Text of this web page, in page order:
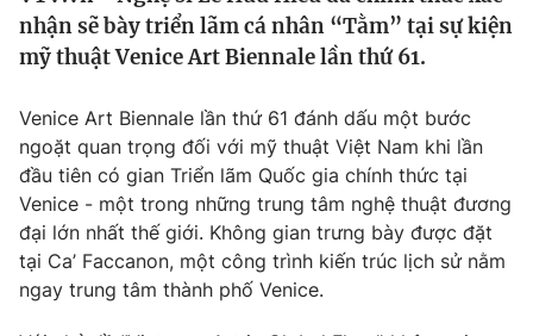
Tin tức
Câu chuyện quốc tế
Kinh tế
Tài chính
Thị trường
Góc doanh nghiệp
Dữ liệu và đời sống
Truyền hình
Phim VTV
Hậu trường
Giải trí
Điện ảnh
nhận sẽ bày triển lãm cá nhân “Tằm” tại sự kiện
mỹ thuật Venice Art Biennale lần thứ 61.
Venice Art Biennale lần thứ 61 đánh dấu một bước
ngoặt quan trọng đối với mỹ thuật Việt Nam khi lần
đầu tiên có gian Triển lãm Quốc gia chính thức tại
Venice - một trong những trung tâm nghệ thuật đương
đại lớn nhất thế giới. Không gian trưng bày được đặt
tại Ca’ Faccanon, một công trình kiến trúc lịch sử nằm
ngay trung tâm thành phố Venice.